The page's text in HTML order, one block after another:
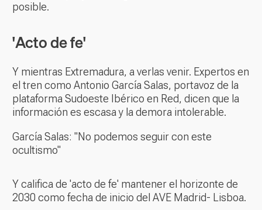
posible.
'Acto de fe'
Y mientras Extremadura, a verlas venir. Expertos en
el tren como Antonio García Salas, portavoz de la
plataforma Sudoeste Ibérico en Red, dicen que la
información es escasa y la demora intolerable.
García Salas: "No podemos seguir con este
ocultismo"
Y califica de 'acto de fe' mantener el horizonte de
2030 como fecha de inicio del AVE Madrid- Lisboa.